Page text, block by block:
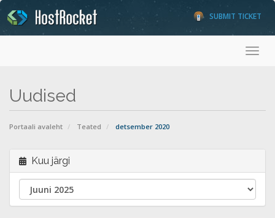
SUBMIT TICKET
Uudised
Portaali avaleht Teated detsember 2020
Kuu järgi